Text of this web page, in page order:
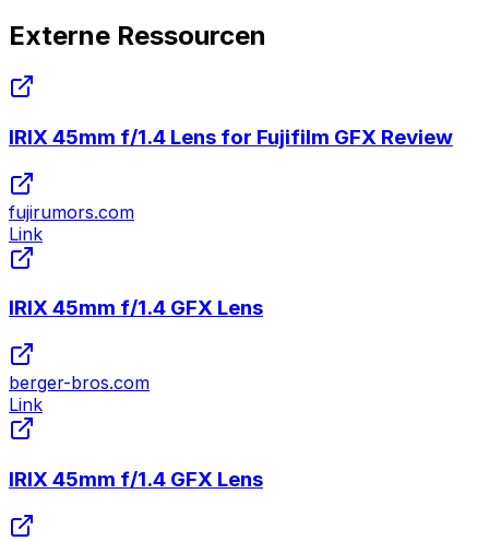
Externe Ressourcen
IRIX 45mm f/1.4 Lens for Fujifilm GFX Review
fujirumors.com
Link
IRIX 45mm f/1.4 GFX Lens
berger-bros.com
Link
IRIX 45mm f/1.4 GFX Lens